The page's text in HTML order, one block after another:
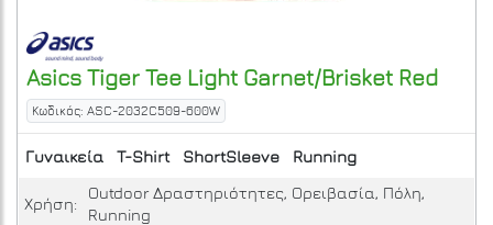
Asics Tiger Tee Light Garnet/Brisket Red
Κωδικός: ASC-2032C509-600W
Γυναικεία T-Shirt ShortSleeve Running
Χρήση:
Outdoor Δραστηριότητες, Ορειβασία, Πόλη,
Running